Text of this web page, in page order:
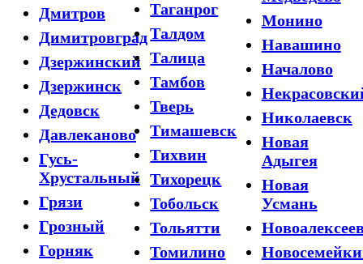
Дмитров
Димитровград
Дзержинский
Дзержинск
Дедовск
Давлеканово
Гусь-
Хрустальный
Грязи
Грозный
Горняк
Таганрог
Талдом
Талица
Тамбов
Тверь
Тимашевск
Тихвин
Тихорецк
Тобольск
Тольятти
Томилино
Монино
Навашино
Началово
Николаевск
Новая
Адыгея
Новая
Усмань